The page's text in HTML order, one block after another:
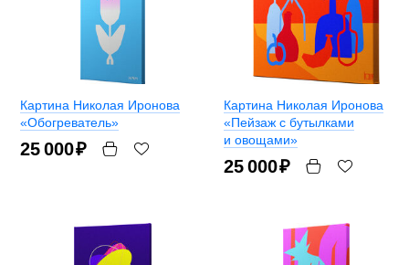
Картина Николая Иронова
«Обогреватель»
25 000₽
Картина Николая Иронова
«Пейзаж с бутылками
и овощами»
25 000₽